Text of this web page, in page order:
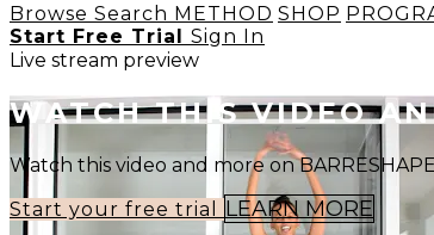
Browse Search METHOD SHOP
Start Free Trial Sign In
Live stream preview
WATCH THIS VIDEO
Watch this video and more on
Start your free trial
LEARN MORE